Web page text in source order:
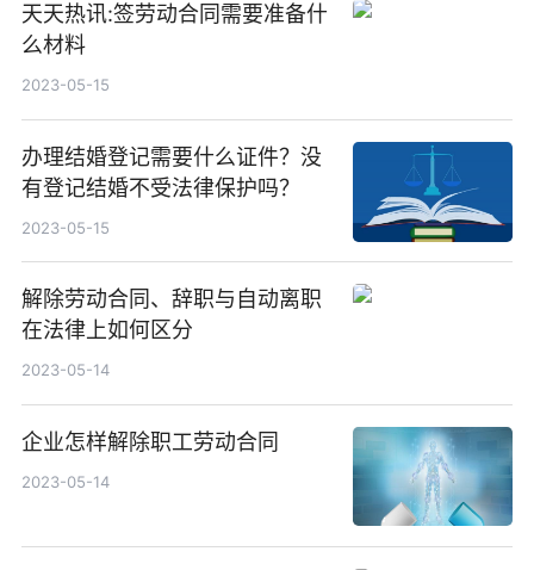
天天热讯:签劳动合同需要准备什
么材料
2023-05-15
办理结婚登记需要什么证件？没
有登记结婚不受法律保护吗？
2023-05-15
解除劳动合同、辞职与自动离职
在法律上如何区分
2023-05-14
企业怎样解除职工劳动合同
2023-05-14